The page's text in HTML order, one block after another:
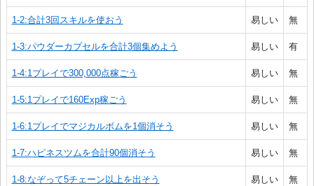
1-2:合計3回スキルを使おう 易しい 無
1-3:パウダーカプセルを合計3個集めよう 易しい 有
1-4:1プレイで300,000点稼ごう 易しい 無
1-5:1プレイで160Exp稼ごう 易しい 無
1-6:1プレイでマジカルボムを1個消そう 易しい 無
1-7:ハピネスツムを合計90個消そう 易しい 無
1-8:なぞって5チェーン以上を出そう 易しい 無